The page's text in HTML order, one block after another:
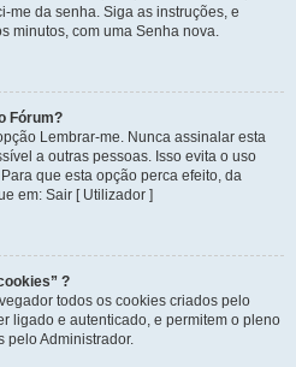
me da senha. Siga as instruções, e
minutos, com uma Senha nova.
Fórum?
Lembrar-me. Nunca assinalar esta
a outras pessoas. Isso evita o uso
que esta opção perca efeito, da
em: Sair [ Utilizador ]
?
todos os cookies criados pelo
ligado e autenticado, e permitem o pleno
pelo Administrador.